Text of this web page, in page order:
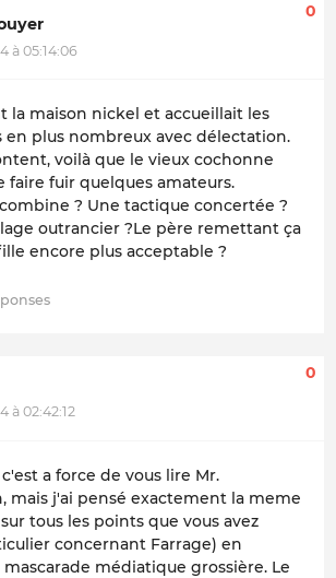
à 05:14:06
0
la maison nickel et accueillait les
en plus nombreux avec délectation.
voilà que le vieux cochonne
faire fuir quelques amateurs.
? Une tactique concertée ?
outrancier ?Le père remettant ça
encore plus acceptable ?
à 02:42:12
0
a force de vous lire Mr.
mais j'ai pensé exactement la meme
tous les points que vous avez
concernant Farrage) en
médiatique grossière. Le